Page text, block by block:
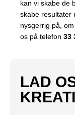
kan vi skabe de
skabe resultater
nysgerrig på,
os på telefon 33
LAD